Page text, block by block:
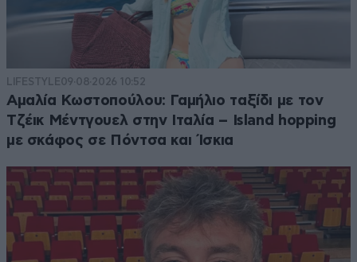
LIFESTYLE09·08·2026 10:52
Αμαλία Κωστοπούλου: Γαμήλιο ταξίδι με τον
Τζέικ Μέντγουελ στην Ιταλία – Island hopping
με σκάφος σε Πόντσα και Ίσκια